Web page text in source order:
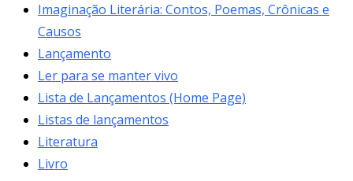
Imaginação Literária: Contos, Poemas, Crônicas e
Causos
Lançamento
Ler para se manter vivo
Lista de Lançamentos (Home Page)
Listas de lançamentos
Literatura
Livro